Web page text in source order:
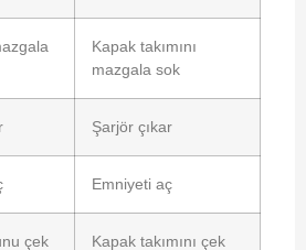
Kapak takımını
mazgala sok
Şarjör çıkar
Emniyeti aç
çek Kapak takımını çek